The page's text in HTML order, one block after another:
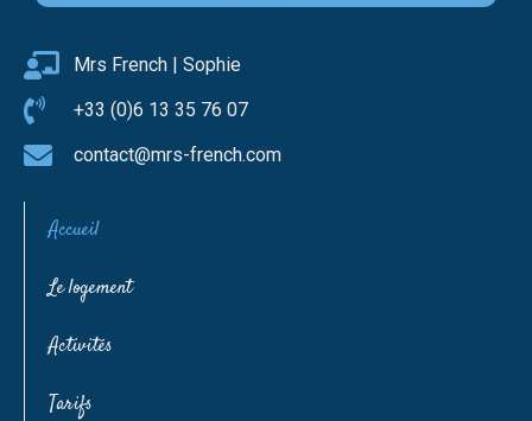
Mrs French | Sophie
+33 (0)6 13 35 76 07
contact@mrs-french.com
Accueil
Le logement
Activités
Tarifs